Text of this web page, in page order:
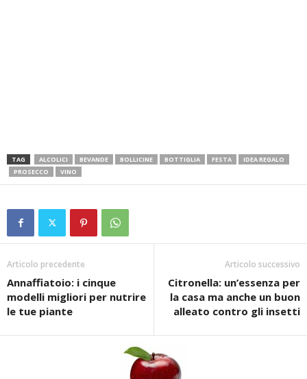
TAG ALCOLICI BEVANDE BOLLICINE BOTTIGLIA FESTA
IDEA REGALO
PROSECCO
VINO
Articolo precedente
Annaffiatoio: i cinque
modelli migliori per nutrire
le tue piante
Articolo successivo
Citronella: un’essenza per
la casa ma anche un buon
alleato contro gli insetti